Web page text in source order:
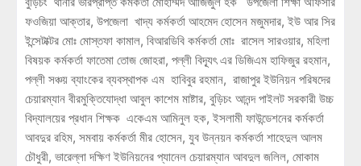
ফওজিয়া আক্তার, উপজেলা খাদ্য কর্মকর্তা আহমেদ হোসেন মজুমদার, ইউ আর সির
ইন্সেটাক্টর মোঃ মোস্তফা কামাল, বিআরডিবি কর্মকর্তা মোঃ রাসেল সারওয়ার, মহিলা
বিষয়ক কর্মকর্তা ফাতেমা তোজ জোহরা, পল্লী বিদ্যূৎ এর ডিজিএম হাফিজুর রহমান,
পল্লী সঞ্চয় ব্যাংকের ব্যবস্থাপক এম হাবিবুর রহমান, রাজাপুর ইউনিয়ন পরিষদের
চেয়ারম্যান বীরমুক্তিযোদ্ধা আবুল কাশেম মাষ্টার, বুড়িচং আনন্দ পাইলট সরকারী উচ্চ
বিদ্যালয়ের প্রধান শিক্ষক একেএম আমিনুল হক, ইসলামী ফাউন্ডেশনের কর্মকর্তা
আবদুর রহিম, সমবায় কর্মকর্তা মীর হোসেন, যুব উন্নয়ন কর্মকর্তা শাহেদুল আলম
চৌধুরী, ভারেল্লা দক্ষিণ ইউনিয়নের প্যানেল চেয়ারম্যান আবদুল জলিল, মোকাম